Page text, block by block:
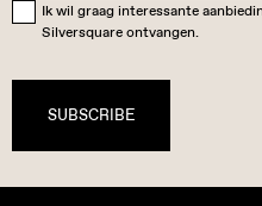
Ik wil graag interessante
Silversquare ontvangen.
SUBSCRIBE